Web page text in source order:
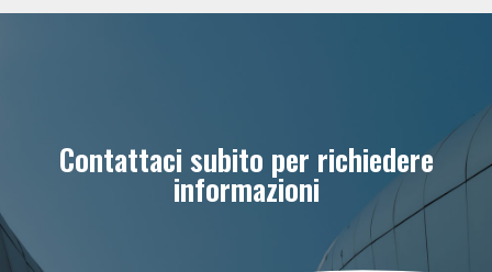
Contattaci subito per richiedere
informazioni